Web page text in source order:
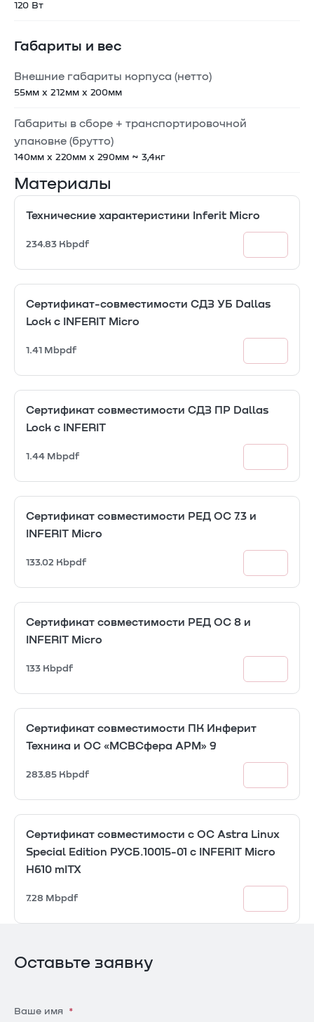
120 Вт
Габариты и вес
Внешние габариты корпуса (нетто)
55мм x 212мм x 200мм
Габариты в сборе + транспортировочной
упаковке (брутто)
140мм x 220мм x 290мм ~ 3,4кг
Материалы
Технические характеристики Inferit Micro
234.83 Kbpdf
Сертификат-совместимости СДЗ УБ Dallas
Lock с INFERIT Micro
1.41 Mbpdf
Сертификат совместимости СДЗ ПР Dallas
Lock с INFERIT
1.44 Mbpdf
Сертификат совместимости РЕД ОС 7.3 и
INFERIT Micro
133.02 Kbpdf
Сертификат совместимости РЕД ОС 8 и
INFERIT Micro
133 Kbpdf
Сертификат совместимости ПК Инферит
Техника и ОС «МСВСфера АРМ» 9
283.85 Kbpdf
Сертификат совместимости с ОС Astra Linux
Special Edition РУСБ.10015-01 с INFERIT Micro
H610 mITX
7.28 Mbpdf
Оставьте заявку
Ваше имя *